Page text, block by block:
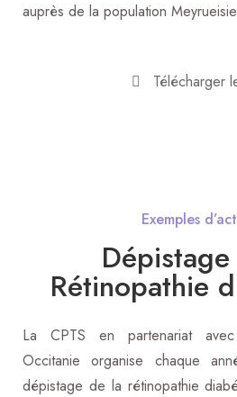
auprès de la population
Télécharger
Exemples
Rétinopathie
La CPTS en partenariat avec
Occitanieorganise chaque
dépistage de la rétinopathie